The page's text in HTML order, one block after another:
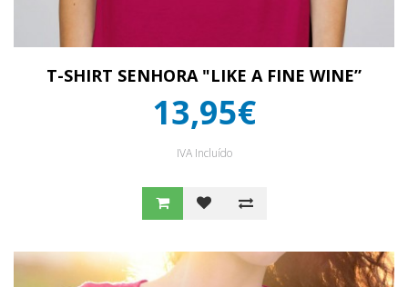
T-SHIRT SENHORA "LIKE A FINE WINE”
13,95€
IVA Incluído